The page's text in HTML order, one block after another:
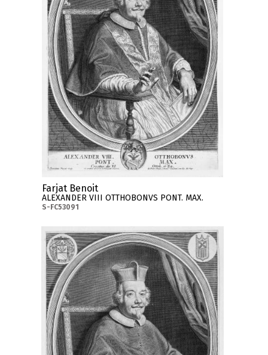
Farjat Benoit
ALEXANDER VIII OTTHOBONVS PONT. MAX.
S-FC53091